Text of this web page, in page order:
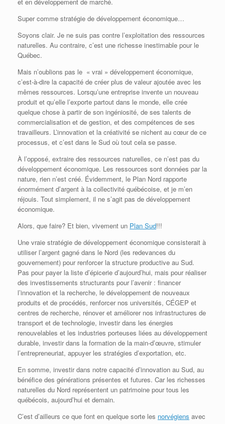
Super comme stratégie de développement économique…
Soyons clair. Je ne suis pas contre l’exploitation des ressources
naturelles. Au contraire, c’est une richesse inestimable pour le
Québec.
Mais n’oublions pas le « vrai » développement économique,
c’est-à-dire la capacité de créer plus de valeur ajoutée avec les
mêmes ressources. Lorsqu’une entreprise invente un nouveau
produit et qu’elle l’exporte partout dans le monde, elle crée
quelque chose à partir de son ingéniosité, de ses talents de
commercialisation et de gestion, et des compétences de ses
travailleurs. L’innovation et la créativité se nichent au cœur de ce
processus, et c’est dans le Sud où tout cela se passe.
À l’opposé, extraire des ressources naturelles, ce n’est pas du
développement économique. Les ressources sont données par la
nature, rien n’est créé. Évidemment, le Plan Nord rapporte
énormément d’argent à la collectivité québécoise, et je m’en
réjouis. Tout simplement, il ne s’agit pas de développement
économique.
Alors, que faire? Et bien, vivement un Plan Sud!!!
Une vraie stratégie de développement économique consisterait à
utiliser l’argent gagné dans le Nord (les redevances du
gouvernement) pour renforcer la structure productive au Sud.
Pas pour payer la liste d’épicerie d’aujourd’hui, mais pour réaliser
des investissements structurants pour l’avenir : financer
l’innovation et la recherche, le développement de nouveaux
produits et de procédés, renforcer nos universités, CÉGEP et
centres de recherche, rénover et améliorer nos infrastructures de
transport et de technologie, investir dans les énergies
renouvelables et les industries porteuses liées au développement
durable, investir dans la formation de la main-d’œuvre, stimuler
l’entrepreneuriat, appuyer les stratégies d’exportation, etc.
En somme, investir dans notre capacité d’innovation au Sud, au
bénéfice des générations présentes et futures. Car les richesses
naturelles du Nord représentent un patrimoine pour tous les
québécois, aujourd’hui et demain.
C’est d’ailleurs ce que font en quelque sorte les norvégiens avec